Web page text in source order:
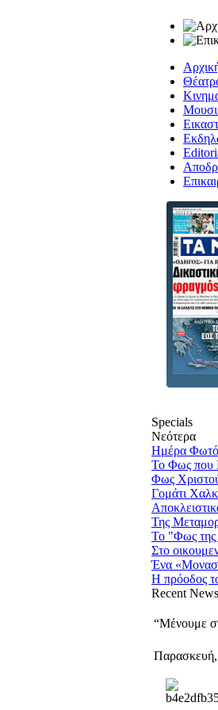
Specials
Νεότερα
Ημέρα
Το Φως που
Φως
Γομάτι
Της
Το "Φως της
Στο
Ένα
Η πρόοδος
Recent News
“Μένουμε
Παρασκευή,